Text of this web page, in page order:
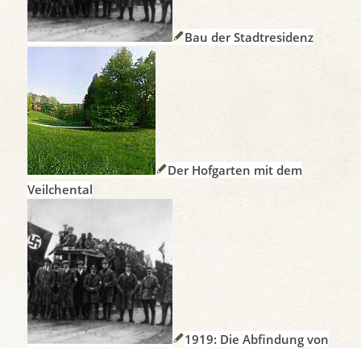
Bau der Stadtresidenz
Der Hofgarten mit dem
Veilchental
1919: Die Abfindung von